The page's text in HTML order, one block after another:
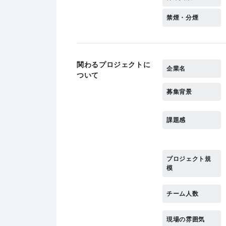
禁煙・分煙
関わるプロジェクトに
ついて
企業名
募集背景
課題感
プロジェクト規
模
チーム人数
現場の雰囲気